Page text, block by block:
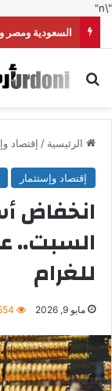
"\n"
بحث عن
الرئيسية / إقتصاد
إقتصاد وإستثمار
انخفاض
للغرام
مايو 9, 2026